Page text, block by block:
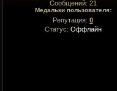
Сообщений: 21
Медальки пользователя:
Репутация: 0
Статус: Оффлайн